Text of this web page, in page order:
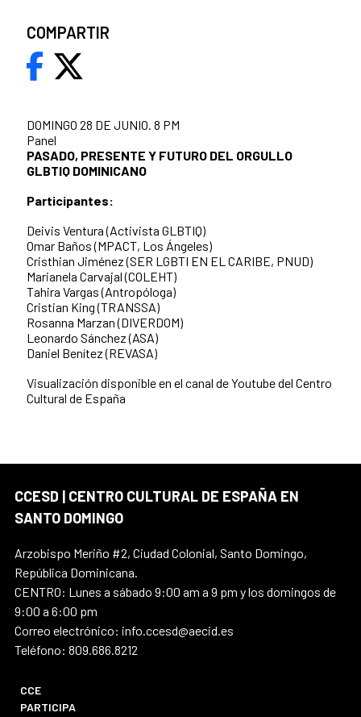
DOMINGO 28 DE JUNIO. 8 PM
Panel
PASADO, PRESENTE Y FUTURO DEL ORGULLO
GLBTIQ DOMINICANO
Participantes:
Deivis Ventura (Activista GLBTIQ)
Omar Baños (MPACT, Los Ángeles)
Cristhian Jiménez (SER LGBTI EN EL CARIBE, PNUD)
Marianela Carvajal (COLEHT)
Tahira Vargas (Antropóloga)
Cristian King (TRANSSA)
Rosanna Marzan (DIVERDOM)
Leonardo Sánchez (ASA)
Daniel Benítez (REVASA)
Visualización disponible en el canal de Youtube del Centro
Cultural de España
COMPARTIR
CCESD | CENTRO CULTURAL DE ESPAÑA EN
SANTO DOMINGO
Arzobispo Meriño #2, Ciudad Colonial, Santo Domingo,
República Dominicana.
CENTRO: Lunes a sábado 9:00 am a 9 pm y los domingos de
9:00 a 6:00 pm
Correo electrónico: info.ccesd@aecid.es
Teléfono: 809.686.8212
CCE
PARTICIPA